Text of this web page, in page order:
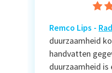
Remco Lips -
duurzaamheid
handvatten
duurzaamheid